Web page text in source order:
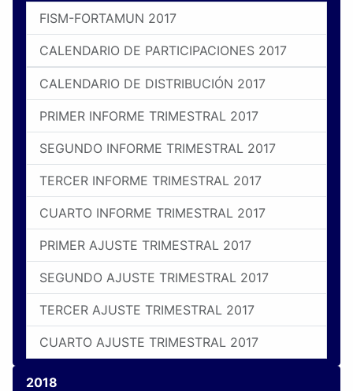
FISM-FORTAMUN 2017
CALENDARIO DE PARTICIPACIONES 2017
CALENDARIO DE DISTRIBUCIÓN 2017
PRIMER INFORME TRIMESTRAL 2017
SEGUNDO INFORME TRIMESTRAL 2017
TERCER INFORME TRIMESTRAL 2017
CUARTO INFORME TRIMESTRAL 2017
PRIMER AJUSTE TRIMESTRAL 2017
SEGUNDO AJUSTE TRIMESTRAL 2017
TERCER AJUSTE TRIMESTRAL 2017
CUARTO AJUSTE TRIMESTRAL 2017
2018